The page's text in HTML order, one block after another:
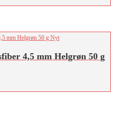
4,5 mm Helgrøn 50 g